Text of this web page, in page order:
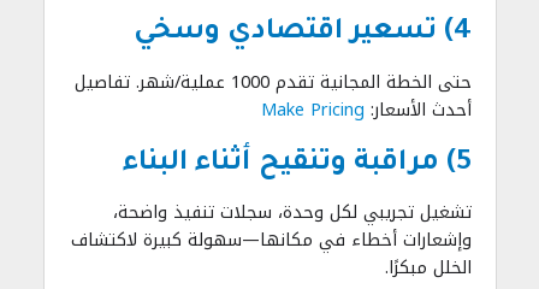
4) تسعير اقتصادي وسخي
حتى الخطة المجانية تقدم 1000 عملية/شهر. تفاصيل
أحدث الأسعار: Make Pricing
5) مراقبة وتنقيح أثناء البناء
تشغيل تجريبي لكل وحدة، سجلات تنفيذ واضحة،
وإشعارات أخطاء في مكانها—سهولة كبيرة لاكتشاف
الخلل مبكرًا.